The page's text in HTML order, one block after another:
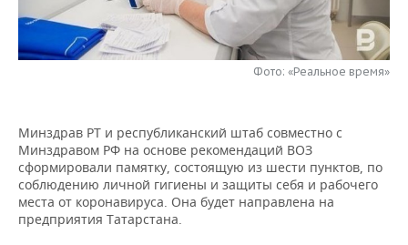
НЕФТЕХИМИЯ
НЕФТЬ
ЭНЕРГЕТИКА
РОЗНИЧНАЯ ТОРГОВЛЯ
НОВОСТИ ТЕХНОЛОГИЙ
ТЕЛЕКОММУНИКАЦИИ
МЕРОПРИЯТИЯ
БИЗНЕС-БРАНЧИ
ONLINE-КОНФЕРЕНЦИИ
ФУТБОЛ
ХОККЕЙ
НОВОСТИ ОБЩЕСТВА
ВЛАСТЬ
ФОТОГАЛЕРЕЯ
СЮЖЕТЫ
Фото: «Реальное время»
Минздрав РТ и республиканский штаб совместно с
Минздравом РФ на основе рекомендаций ВОЗ
сформировали памятку, состоящую из шести пунктов, по
соблюдению личной гигиены и защиты себя и рабочего
места от коронавируса. Она будет направлена на
предприятия Татарстана.